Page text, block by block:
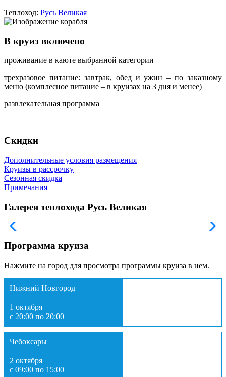
Теплоход: Русь Великая
В круиз включено
проживание в каюте выбранной категории
трехразовое питание: завтрак, обед и ужин – по заказному
меню (комплесное питание – в круизах на 3 дня и менее)
развлекательная программа
Скидки
Дополнительные условия размещения
Круизы в рассрочку
Сезонная скидка
Примечания
Галерея теплохода Русь Великая
Программа круиза
Нажмите на город для просмотра программы круиза в нем.
Нижний Новгород
1 октября
с 20:00 по 20:00
Чебоксары
2 октября
с 09:00 по 15:00